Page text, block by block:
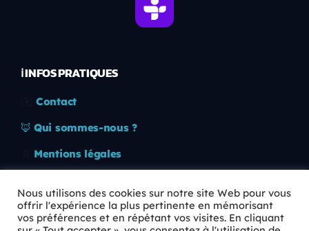
ℹ️ INFOS PRATIQUES
Contact
🦊 Qui sommes-nous ?
Mentions légales
🛡️ RGPD
Nous utilisons des cookies sur notre site Web pour vous
offrir l'expérience la plus pertinente en mémorisant
vos préférences et en répétant vos visites. En cliquant